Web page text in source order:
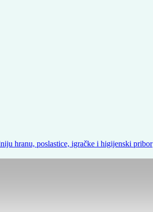
hranu, poslastice, igračke i higijenski pribor